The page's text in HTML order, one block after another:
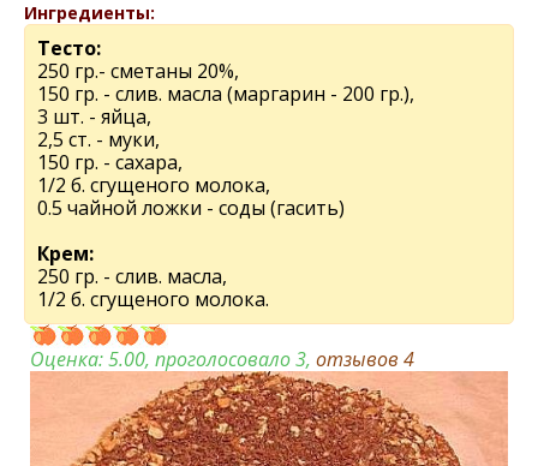
Ингредиенты:
Тесто:
250 гр.- сметаны 20%,
150 гр. - слив. масла (маргарин - 200 гр.),
3 шт. - яйца,
2,5 ст. - муки,
150 гр. - сахара,
1/2 б. сгущеного молока,
0.5 чайной ложки - соды (гасить)
Крем:
250 гр. - слив. масла,
1/2 б. сгущеного молока.
Оценка:5.00, проголосовало 3, отзывов 4